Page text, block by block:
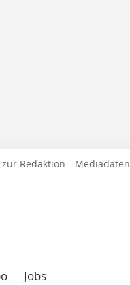
Redaktion Mediadaten
Jobs